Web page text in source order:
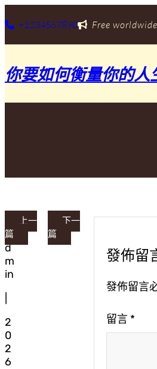
至
容
+1234567890 Free
你要如何衡量你的人
a
d
m
in
2
0
2
6
上一
篇
下一
篇
發佈留
發佈留言
留言 *